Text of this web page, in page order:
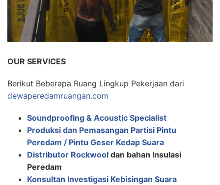
OUR SERVICES
Berikut Beberapa Ruang Lingkup Pekerjaan dari
dewaperedamruangan.com
Soundproofing & Acoustic Specialist
Produksi dan Pemasangan Partisi Pintu
Peredam / Pintu Geser Kedap Suara
Distributor Rockwool dan bahan Insulasi
Peredam
Konsultan Investigasi Kebisingan Suara